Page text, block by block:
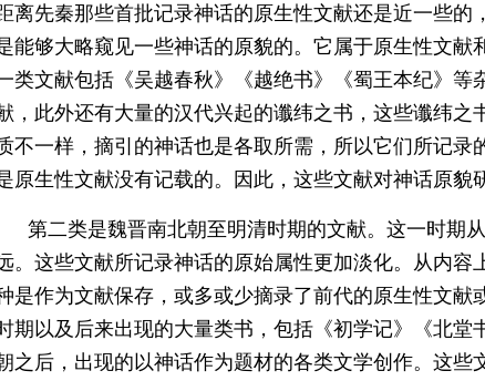
离先秦那些首批记录神话的原生性文献还是近一些
能够大略窥见一些神话的原貌的。它属于原生性文
类文献包括《吴越春秋》《越绝书》《蜀王本纪》
，此外还有大量的汉代兴起的谶纬之书，这些谶纬
不一样，摘引的神话也是各取所需，所以它们所记
原生性文献没有记载的。因此，这些文献对神话原貌
第二类是魏晋南北朝至明清时期的文献。这一时期
。这些文献所记录神话的原始属性更加淡化。从内
是作为文献保存，或多或少摘录了前代的原生性文
期以及后来出现的大量类书，包括《初学记》《北
之后，出现的以神话作为题材的各类文学创作。这